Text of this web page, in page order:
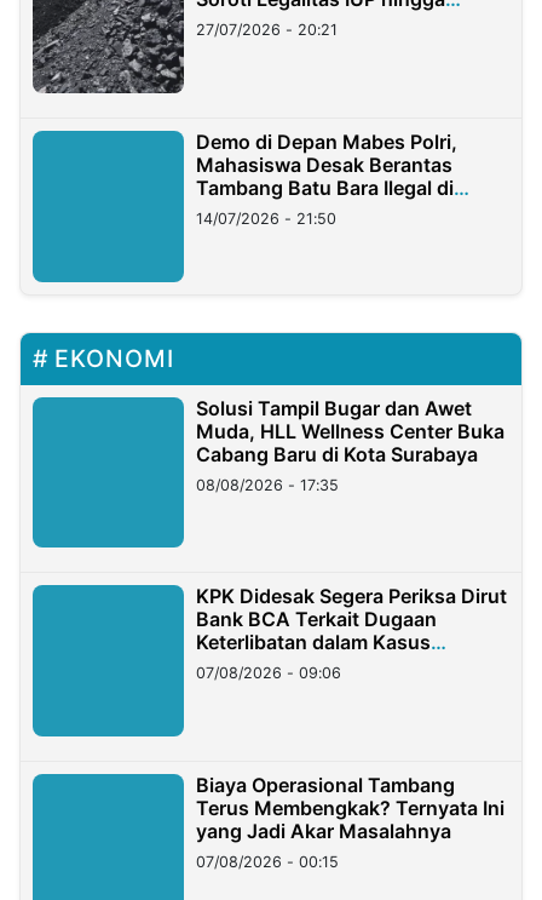
Stockpile
27/07/2026 - 20:21
Demo di Depan Mabes Polri,
Mahasiswa Desak Berantas
Tambang Batu Bara Ilegal di
Lampung
14/07/2026 - 21:50
EKONOMI
Solusi Tampil Bugar dan Awet
Muda, HLL Wellness Center Buka
Cabang Baru di Kota Surabaya
08/08/2026 - 17:35
KPK Didesak Segera Periksa Dirut
Bank BCA Terkait Dugaan
Keterlibatan dalam Kasus
Hilangnya Dana Nasabah Rp2,58
Miliar
07/08/2026 - 09:06
Biaya Operasional Tambang
Terus Membengkak? Ternyata Ini
yang Jadi Akar Masalahnya
07/08/2026 - 00:15